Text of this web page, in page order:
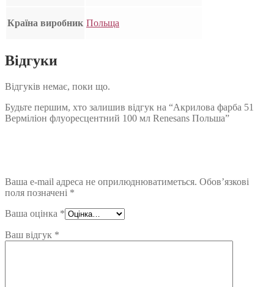
Країна виробник Польща
Відгуки
Відгуків немає, поки що.
Будьте першим, хто залишив відгук на “Акрилова фарба 51
Верміліон флуоресцентний 100 мл Renesans Польша”
Ваша e-mail адреса не оприлюднюватиметься. Обов’язкові
поля позначені *
Ваша оцінка *
Ваш відгук *